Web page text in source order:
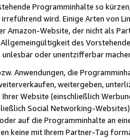
Programminhalte so
wird. Einige Arten von
Amazon-Website, der nicht als
Allgemeingültigkeit des
unlesbar oder unentzifferbar
Anwendungen, die
weitergeben,
Website (einschließlich
Social Networking-
auf die Programminhalte an
keine mit Ihrem Partner-Tag